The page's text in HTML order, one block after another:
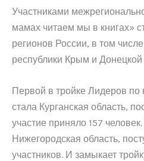
Участниками
мамах читаем мы в книгах»
регионов России, в том
республики Крым и
Первой в тройке Лидеров по
стала Курганская область,
участие приняло 157
Нижегородская область,
участников. И замыкает